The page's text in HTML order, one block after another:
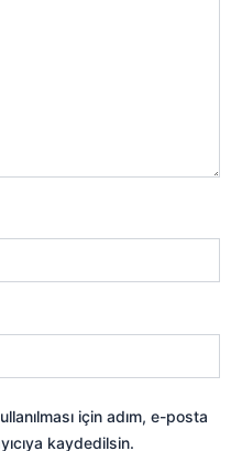
için adım, e-posta
kaydedilsin.